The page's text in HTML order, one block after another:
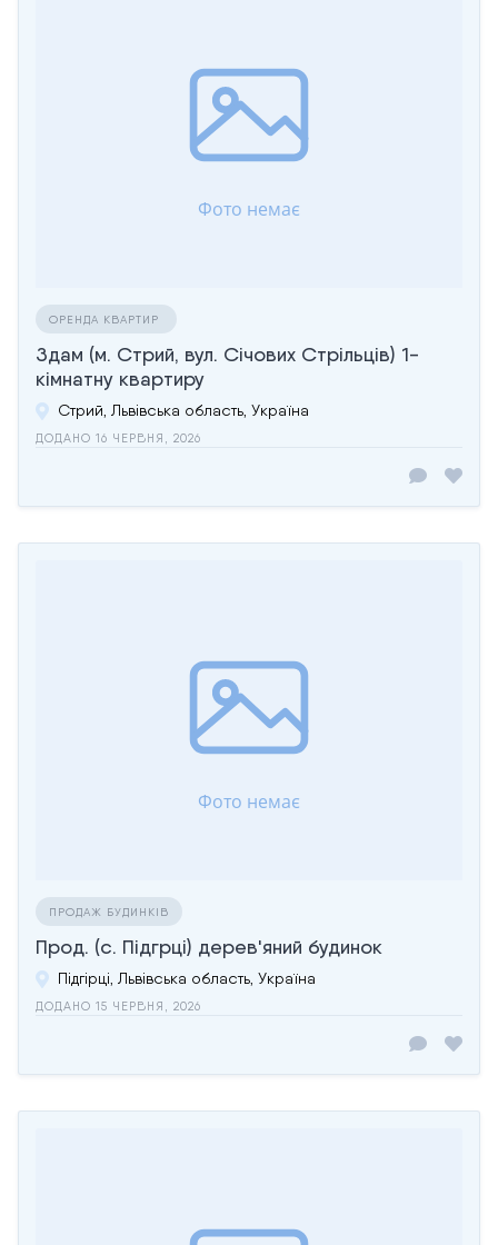
ОРЕНДА КВАРТИР
Здам (м. Стрий, вул. Січових Стрільців) 1-
кімнатну квартиру
Стрий, Львівська область, Україна
ДОДАНО 16 ЧЕРВНЯ, 2026
ПРОДАЖ БУДИНКІВ
Прод. (с. Підгрці) дерев'яний будинок
Підгірці, Львівська область, Україна
ДОДАНО 15 ЧЕРВНЯ, 2026